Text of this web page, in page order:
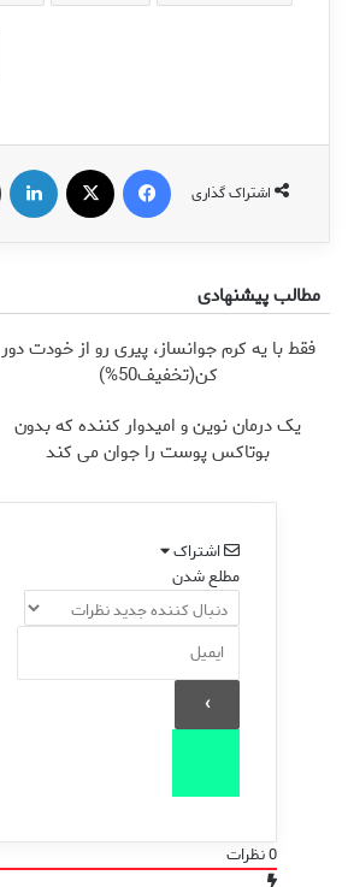
اشتراک گذاری
فیس بوک
مطالب پیشنهادی
فقط با یه کرم جوانساز، پیری رو از خودت دور
کن(تخفیف50%)
یک درمان نوین و امیدوار کننده که بدون
بوتاکس پوست را جوان می کند
اشتراک
مطلع شدن
0نظرات